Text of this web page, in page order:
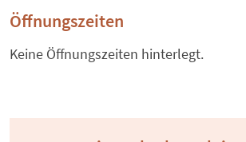
Öffnungszeiten
Keine Öffnungszeiten hinterlegt.